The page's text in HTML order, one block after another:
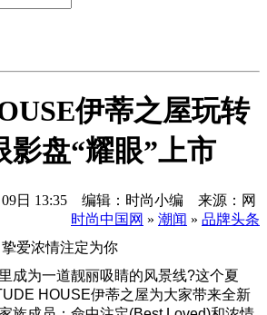
伊蒂之屋玩转
影盘“耀眼”上市
09日 13:35 编辑：时尚小编 来源：网
时尚中国网 » 潮闻 » 品牌头条
爱浓情注定为你
为一道靓丽吸睛的风景线?这个夏
HOUSE伊蒂之屋为大家带来全新